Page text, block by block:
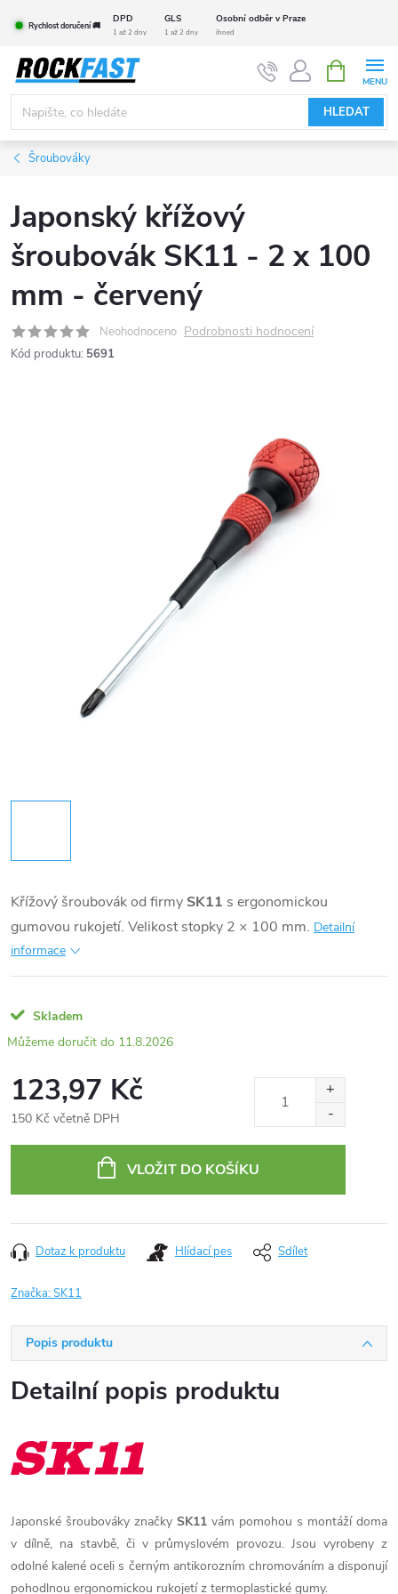
obsah
Rychlost doručení 🚚
DPD GLS Osobní odběr v Praze
1 až 2 dny 1 až 2 dny ihned
HLEDAT
NÁKUPNÍ
KOŠÍK
Šroubováky
Japonský křížový
šroubovák SK11 - 2 x 100
mm - červený
Neohodnoceno Podrobnosti hodnocení
Kód produktu: 5691
Křížový šroubovák od firmy SK11 s ergonomickou
gumovou rukojetí. Velikost stopky 2 × 100 mm. Detailní
informace
Skladem
11.8.2026
123,97 Kč
150 Kč včetně DPH
VLOŽIT DO KOŠÍKU
Dotaz k produktu Hlídací pes Sdílet
Značka:SK11
Popis produktu
Detailní popis produktu
Japonské šroubováky značky SK11 vám pomohou s montáží doma
v dílně, na stavbě, či v průmyslovém provozu. Jsou vyrobeny z
odolné kalené oceli s černým antikorozním chromováním a disponují
pohodlnou ergonomickou rukojetí z termoplastické gumy.